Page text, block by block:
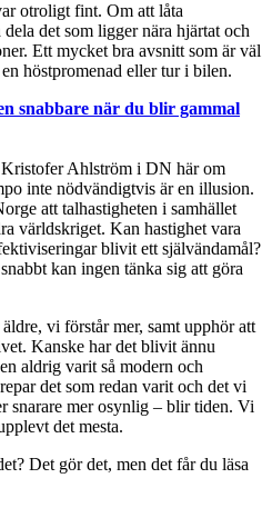
otroligt fint. Om att låta
det som ligger nära hjärtat och
Ett mycket bra avsnitt som är väl
höstpromenad eller tur i bilen.
snabbare när du blir gammal
Ahlström i DN här om
inte nödvändigtvis är en illusion.
att talhastigheten i samhället
världskriget. Kan hastighet vara
blivit ett självändamål?
kan ingen tänka sig att göra
vi förstår mer, samt upphör att
Kanske har det blivit ännu
aldrig varit så modern och
det som redan varit och det vi
snarare mer osynlig – blir tiden. Vi
det mesta.
Det gör det, men det får du läsa